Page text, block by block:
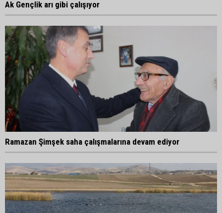
Ak Gençlik arı gibi çalışıyor
Ramazan Şimşek saha çalışmalarına devam ediyor